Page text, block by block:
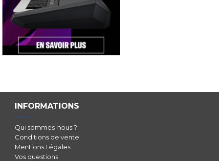
INFORMATIONS
Qui sommes-nous ?
Conditions de vente
Mentions Légales
Vos questions